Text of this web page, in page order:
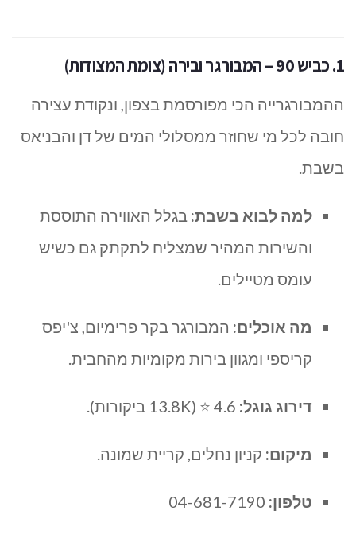
1. כביש 90 – המבורגר ובירה (צומת המצודות)
ההמבורגרייה הכי מפורסמת בצפון, ונקודת עצירה
חובה לכל מי שחוזר ממסלולי המים של דן והבניאס
בשבת.
למה לבוא בשבת: בגלל האווירה התוססת
והשירות המהיר שמצליח לתקתק גם כשיש
עומס מטיילים.
מה אוכלים: המבורגר בקר פרימיום, צ'יפס
קריספי ומגוון בירות מקומיות מהחבית.
דירוג גוגל:
מיקום: קניון נחלים, קריית שמונה.
טלפון: